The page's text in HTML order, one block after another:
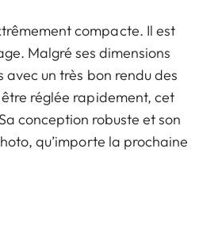
compacte. Il est
Malgré ses dimensions
avec un très bon rendu des
réglée rapidement, cet
conception robuste et son
qu’importe la prochaine